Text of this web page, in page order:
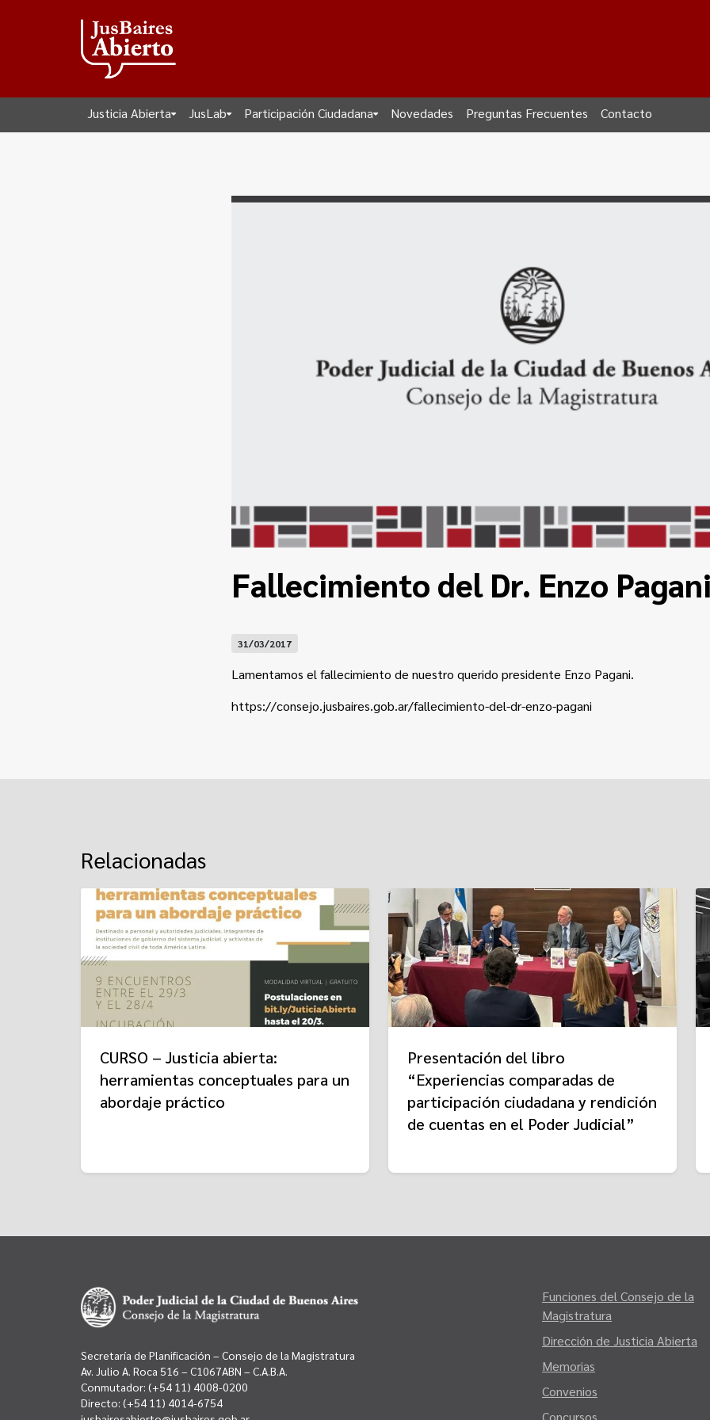
Justicia Abierta JusLab Participación Ciudadana Novedades Preguntas Frecuentes Contacto
Fallecimiento del Dr. Enzo
31/03/2017
Lamentamos el fallecimiento de nuestro querido presidente Enzo Pagani.
https://consejo.jusbaires.gob.ar/fallecimiento-del-dr-enzo-pagani
Relacionadas
CURSO – Justicia abierta:
herramientas conceptuales para un
abordaje práctico
Presentación del libro
“Experiencias comparadas de
participación ciudadana y rendición
de cuentas en el Poder Judicial”
Secretaría de Planificación – Consejo de la Magistratura
Av. Julio A. Roca 516 – C1067ABN – C.A.B.A.
Conmutador: (+54 11) 4008-0200
Directo: (+54 11) 4014-6754
Funciones del Consejo de la
Magistratura
Dirección de Justicia Abierta
Memorias
Convenios
Concursos